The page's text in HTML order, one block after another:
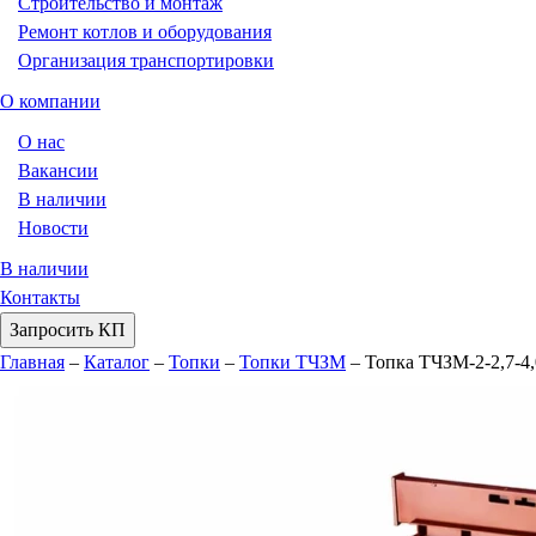
Ремонт котлов и оборудования
Организация транспортировки
О компании
О нас
Вакансии
В наличии
Новости
В наличии
Контакты
Запросить КП
Главная – Каталог – Топки – Топки ТЧЗМ – Топка ТЧЗМ-2-2,7-